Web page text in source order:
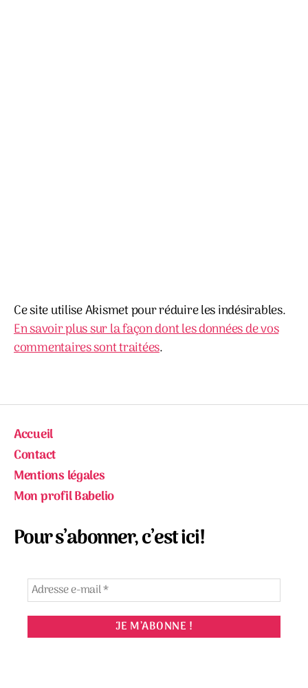
Ce site utilise Akismet pour réduire les indésirables.
En savoir plus sur la façon dont les données de vos
commentaires sont traitées.
Accueil
Contact
Mentions légales
Mon profil Babelio
Pour s’abonner, c’est ici!